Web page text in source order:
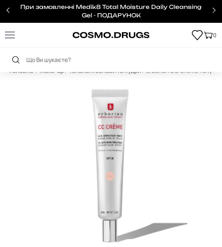
При замовленні Medik8 Total Moisture Daily Cleansing
Gel - ПОДАРУНОК
0
Головна Make-up Тональні основи та пудри Erborian CC Crème